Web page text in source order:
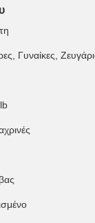
Γυναίκες,